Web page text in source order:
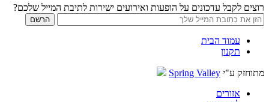
רוצים לקבל עדכונים על הופעות ואירועים ישירות לתיבת המייל שלכם?
עמוד הבית
תקנון
מתוחזק ע"י Spring Valley
אזורים